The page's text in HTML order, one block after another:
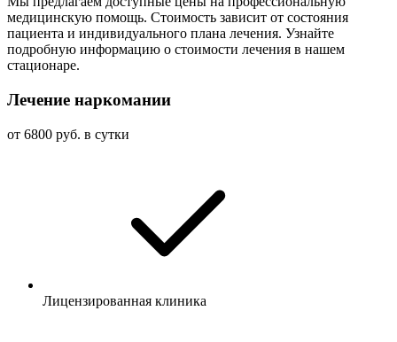
медицинскую помощь. Стоимость зависит от состояния
пациента и индивидуального плана лечения. Узнайте
подробную информацию о стоимости лечения в нашем
стационаре.
Лечение наркомании
от 6800 руб. в сутки
Лицензированная клиника